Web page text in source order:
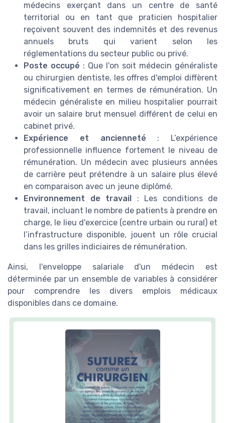
médecins exerçant dans un centre de santé
territorial ou en tant que praticien hospitalier
reçoivent souvent des indemnités et des revenus
annuels bruts qui varient selon les
réglementations du secteur public ou privé.
Poste occupé : Que l'on soit médecin généraliste
ou chirurgien dentiste, les offres d'emploi diffèrent
significativement en termes de rémunération. Un
médecin généraliste en milieu hospitalier pourrait
avoir un salaire brut mensuel différent de celui en
cabinet privé.
Expérience et ancienneté : L’expérience
professionnelle influence fortement le niveau de
rémunération. Un médecin avec plusieurs années
de carrière peut prétendre à un salaire plus élevé
en comparaison avec un jeune diplômé.
Environnement de travail
: Les conditions de
travail, incluant le nombre de patients à prendre en
charge, le lieu d'exercice (centre urbain ou rural) et
l’infrastructure disponible, jouent un rôle crucial
dans les grilles indiciaires de rémunération.
Ainsi, l'enveloppe salariale d'un médecin est
déterminée par un ensemble de variables à considérer
pour comprendre les divers emplois médicaux
disponibles dans ce domaine.